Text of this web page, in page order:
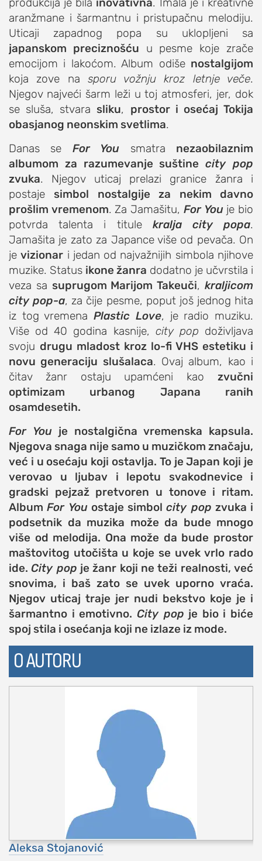
aranžmane i šarmantnu i pristupačnu melodiju.
Uticaji zapadnog popa su uklopljeni sa
japanskom preciznošću u pesme koje zrače
emocijom i lakoćom. Album odiše nostalgijom
koja zove na sporu vožnju kroz letnje veče.
Njegov najveći šarm leži u toj atmosferi, jer, dok
se sluša, stvara sliku, prostor i osećaj Tokija
obasjanog neonskim svetlima.
Danas se For You smatra nezaobilaznim
albumom za razumevanje suštinecity pop
zvuka. Njegov uticaj prelazi granice žanra i
postaje simbol nostalgije za nekim davno
prošlim vremenom. Za Jamašitu, For Youje bio
potvrda talenta i titule kralja city popa.
Jamašita je zato za Japance više od pevača. On
jevizionar i jedan od najvažnijih simbola njihove
muzike. Status ikone žanra dodatno je učvrstila i
veza sa suprugom Marijom Takeuči,kraljicom
city pop-a, za čije pesme, poput još jednog hita
iz tog vremenaPlastic Love, je radio muziku.
Više od 40 godina kasnije, city pop doživljava
svoju drugu mladost kroz lo-fi VHS estetiku i
novu generaciju slušalaca. Ovaj album, kao i
čitav žanr ostaju upamćeni kao zvučni
optimizam urbanog Japana ranih
osamdesetih.
For You je nostalgična vremenska kapsula.
Njegova snaga nije samo u muzičkom značaju,
već i u osećaju koji ostavlja. To je Japan koji je
verovao u ljubav i lepotu svakodnevice i
gradski pejzaž pretvoren u tonove i ritam.
AlbumFor Youostaje simbolcity pop zvuka i
podsetnik da muzika može da bude mnogo
više od melodija. Ona može da bude prostor
maštovitog utočišta u koje se uvek vrlo rado
ide.City pop je žanr koji ne teži realnosti, već
snovima, i baš zato se uvek uporno vraća.
Njegov uticaj traje jer nudi bekstvo koje je i
šarmantno i emotivno. City pop je bio i biće
spoj stila i osećanja koji ne izlaze iz mode.
O AUTORU
Aleksa Stojanović